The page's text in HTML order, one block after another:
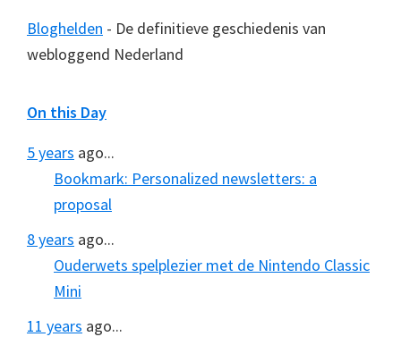
Bloghelden - De definitieve geschiedenis van
webloggend Nederland
On this Day
5 years ago...
Bookmark: Personalized newsletters: a
proposal
8 years ago...
Ouderwets spelplezier met de Nintendo Classic
Mini
11 years ago...